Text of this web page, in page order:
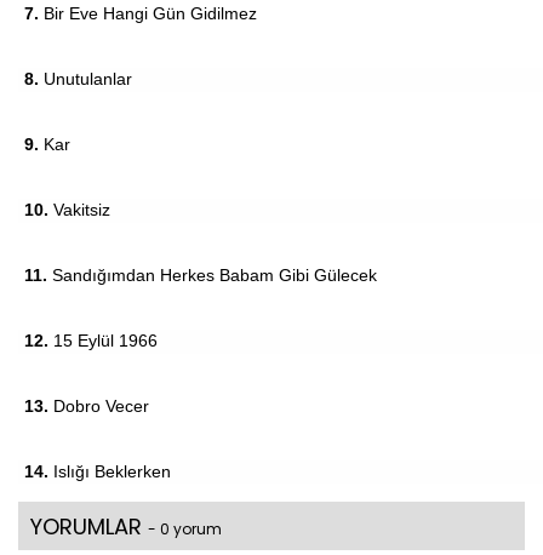
7. Bir Eve Hangi Gün Gidilmez
8. Unutulanlar
9. Kar
10. Vakitsiz
11. Sandığımdan Herkes Babam Gibi Gülecek
12. 15 Eylül 1966
13. Dobro Vecer
14. Islığı Beklerken
YORUMLAR - 0 yorum